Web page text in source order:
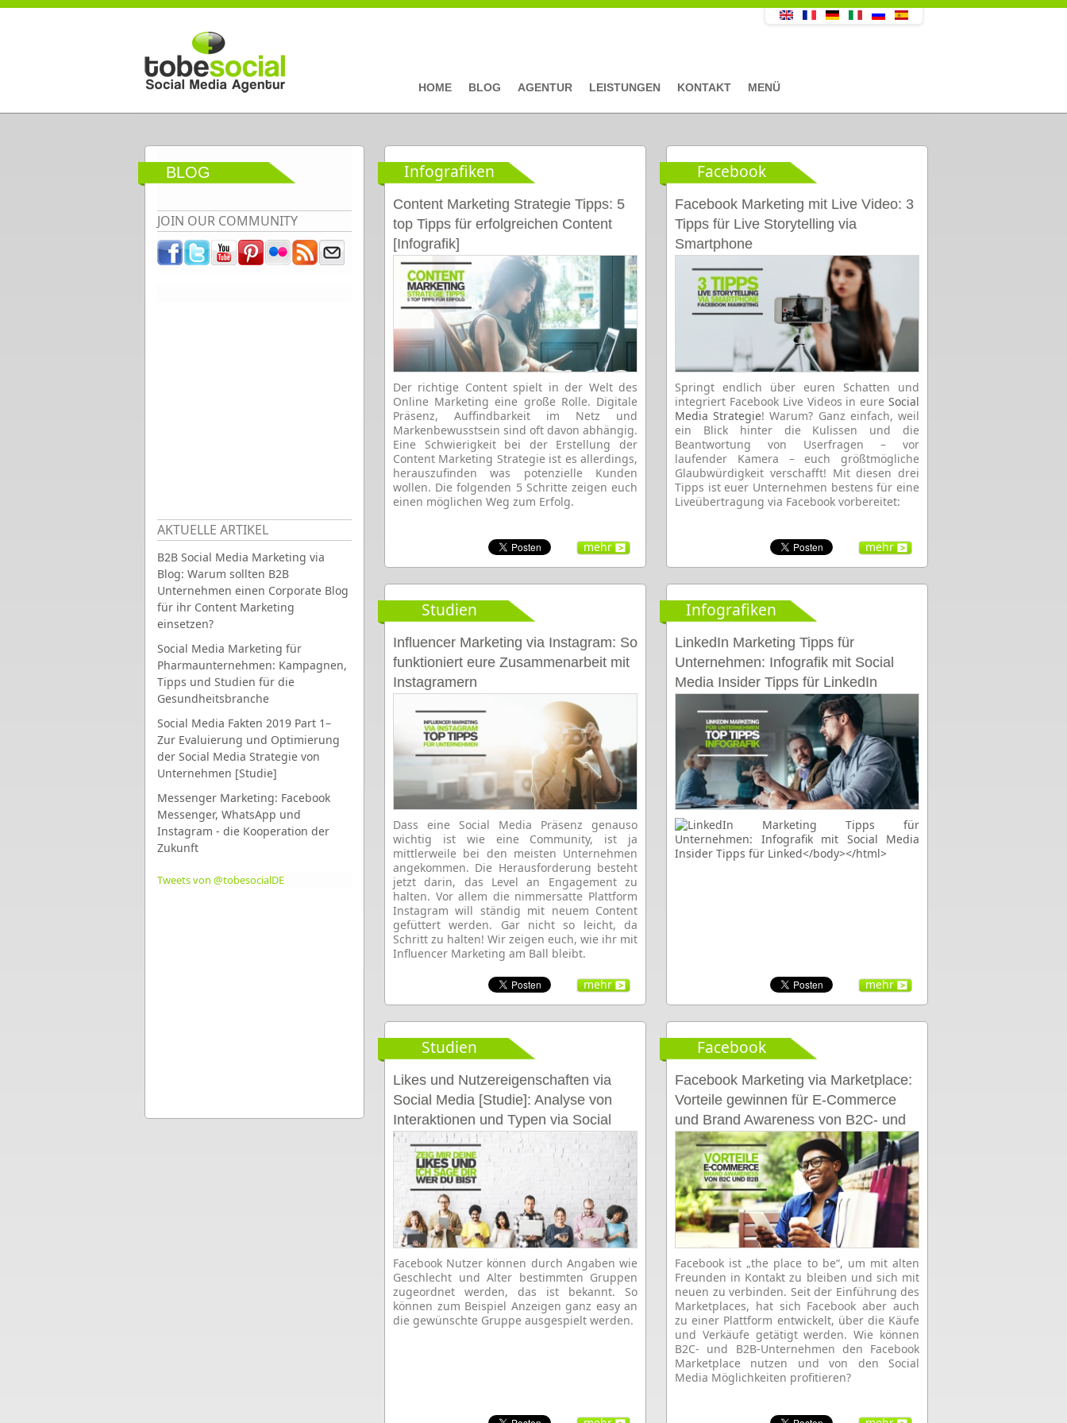
Direkt zum Inhalt
HOME BLOG AGENTUR LEISTUNGEN KONTAKT MENÜ
BLOG
JOIN OUR COMMUNITY
AKTUELLE ARTIKEL
B2B Social Media Marketing via
Blog: Warum sollten B2B
Unternehmen einen Corporate Blog
für ihr Content Marketing
einsetzen?
Social Media Marketing für
Pharmaunternehmen: Kampagnen,
Tipps und Studien für die
Gesundheitsbranche
Social Media Fakten 2019 Part 1–
Zur Evaluierung und Optimierung
der Social Media Strategie von
Unternehmen [Studie]
Messenger Marketing: Facebook
Messenger, WhatsApp und
Instagram - die Kooperation der
Zukunft
Tweets von @tobesocialDE
Infografiken
Content Marketing Strategie Tipps: 5
top Tipps für erfolgreichen Content
[Infografik]
Der richtige Content spielt in der Welt des
Online Marketing eine große Rolle. Digitale
Präsenz, Auffindbarkeit im Netz und
Markenbewusstsein sind oft davon abhängig.
Eine Schwierigkeit bei der Erstellung der
Content Marketing Strategie ist es allerdings,
herauszufinden was potenzielle Kunden
wollen. Die folgenden 5 Schritte zeigen euch
einen möglichen Weg zum Erfolg.
mehr
Facebook
Facebook Marketing mit Live Video: 3
Tipps für Live Storytelling via
Smartphone
Springt endlich über euren Schatten und
integriert Facebook Live Videos in eure Social
Media Strategie! Warum? Ganz einfach, weil
ein Blick hinter die Kulissen und die
Beantwortung von Userfragen – vor
laufender Kamera – euch größtmögliche
Glaubwürdigkeit verschafft! Mit diesen drei
Tipps ist euer Unternehmen bestens für eine
Liveübertragung via Facebook vorbereitet:
mehr
Studien
Influencer Marketing via Instagram: So
funktioniert eure Zusammenarbeit mit
Instagramern
Dass eine Social Media Präsenz genauso
wichtig ist wie eine Community, ist ja
mittlerweile bei den meisten Unternehmen
angekommen. Die Herausforderung besteht
jetzt darin, das Level an Engagement zu
halten. Vor allem die nimmersatte Plattform
Instagram will ständig mit neuem Content
gefüttert werden. Gar nicht so leicht, da
Schritt zu halten! Wir zeigen euch, wie ihr mit
Influencer Marketing am Ball bleibt.
mehr
Infografiken
LinkedIn Marketing Tipps für
Unternehmen: Infografik mit Social
Media Insider Tipps für LinkedIn
Marketing [Infografik]
mehr
Studien
Likes und Nutzereigenschaften via
Social Media [Studie]: Analyse von
Interaktionen und Typen via Social
Media
Facebook Nutzer können durch Angaben wie
Geschlecht und Alter bestimmten Gruppen
zugeordnet werden, das ist bekannt. So
können zum Beispiel Anzeigen ganz easy an
die gewünschte Gruppe ausgespielt werden.
Facebook
Facebook Marketing via Marketplace:
Vorteile gewinnen für E-Commerce
und Brand Awareness von B2C- und
B2B-Unternehmen
Facebook ist „the place to be“, um mit alten
Freunden in Kontakt zu bleiben und sich mit
neuen zu verbinden. Seit der Einführung des
Marketplaces, hat sich Facebook aber auch
zu einer Plattform entwickelt, über die Käufe
und Verkäufe getätigt werden. Wie können
B2C- und B2B-Unternehmen den Facebook
Marketplace nutzen und von den Social
Media Möglichkeiten profitieren?